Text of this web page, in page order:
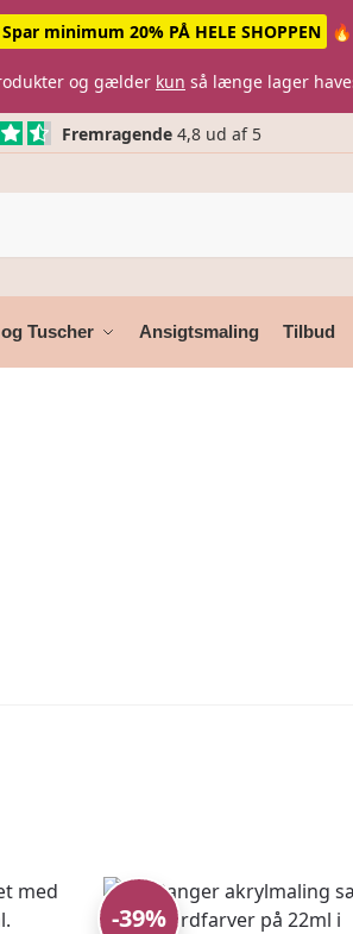
minimum 20% PÅ HELE SHOPPEN 🔥
og gælder kun så længe lager
Fremragende4,8 ud af 5
Tuscher Ansigtsmaling Tilbud
-39%